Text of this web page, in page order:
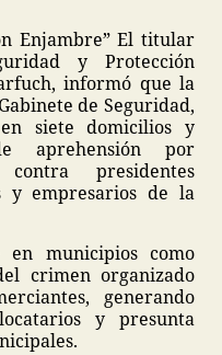
Enjambre” El titular
y Protección
informó que la
de Seguridad,
siete domicilios y
aprehensión por
contra presidentes
y empresarios de la
municipios como
crimen organizado
generando
y presunta